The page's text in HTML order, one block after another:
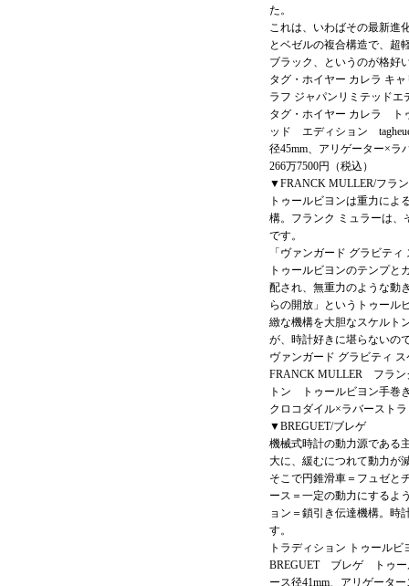
た。
これは、いわばその最新進
とベゼルの複合構造で、超
ブラック、というのが格好
タグ・ホイヤー カレラ キ
ラフ ジャパンリミテッドエ
タグ・ホイヤー カレラ ト
ッド エディション
径45mm、アリゲーター×ラ
266万7500円（税込）
▼FRANCK MULLER/フラ
トゥールビヨンは重力によ
構。フランク ミュラーは、
です。
「ヴァンガード グラビテ
トゥールビヨンのテンプと
配され、無重力のような動
らの開放」というトゥール
緻な機構を大胆なスケルト
が、時計好きに堪らないの
ヴァンガード グラビティ
FRANCK MULLER フラン
トン トゥールビヨン手巻
クロコダイル×ラバースト
▼BREGUET/ブレゲ
機械式時計の動力源である
大に、緩むにつれて動力が
そこで円錐滑車＝フュゼと
ース＝一定の動力にするよ
ョン＝鎖引き伝達機構。時
す。
トラディション トゥールビ
BREGUET ブレゲ トゥー
ース径41mm、アリゲータ